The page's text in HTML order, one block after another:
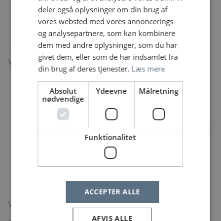
flerfaglige samarbejde.
Ønsker at bidrage med sine højt specialiserede
psykologfaglig viden og fungere som faglig
sparringspartner i teamet.
Vi tilbyder:
Et meningsfuldt og fagligt spændende arbejde
Engagerede og fagligt dygtige kollegaer
Indflydelse og ansvar i opgaveløsningen
Supervision
Gode muligheder for fortsat kompetenceudvikling
Muligheder for at bidrage ind i udviklingen af og
implementering af behandlingsindsatsen og
udviklingsprojekter
Vil du vide mere?
deler også oplysninger om din brug af
vores websted med vores annoncerings-
og analysepartnere, som kan kombinere
dem med andre oplysninger, som du har
givet dem, eller som de har indsamlet fra
din brug af deres tjenester. Læs mere
Absolut
nødvendige
Ydeevne Målretning
Funktionalitet
ACCEPTER ALLE
AFVIS ALLE